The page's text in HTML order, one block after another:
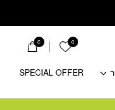
0 הרשימה שלי
0
SPECIAL OFFER